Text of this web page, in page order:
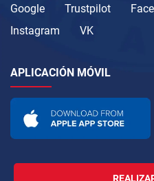
Google Trustpilot
Instagram
VK
APLICACIÓN MÓVIL